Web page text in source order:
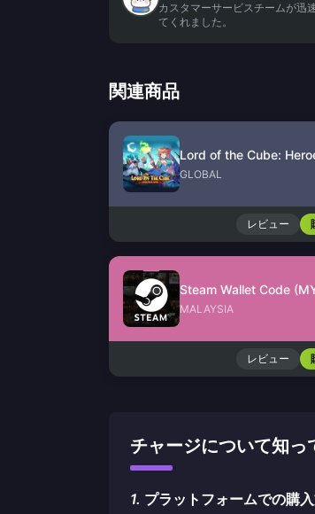
カスタマーサービスチームが迅
てくれました。
関連商品
GLOBAL
レビュー
Steam Wallet Code
MALAYSIA
レビュー
チャージについて知っ
1. プラットフォームでの購